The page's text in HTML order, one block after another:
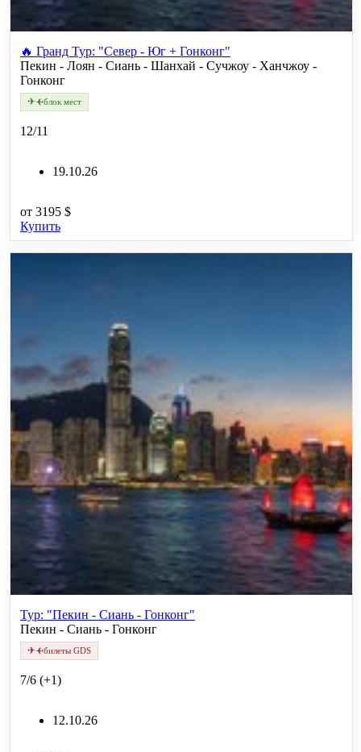
🔥 Гранд Тур: "Север - Юг + Гонконг"
Пекин - Лоян - Сиань - Шанхай - Сучжоу - Ханчжоу -
Гонконг
✈✈блок мест
12/11
19.10.26
от 3195 $
Купить
Тур: "Пекин - Сиань - Гонконг"
Пекин - Сиань - Гонконг
✈✈билеты GDS
7/6 (+1)
12.10.26